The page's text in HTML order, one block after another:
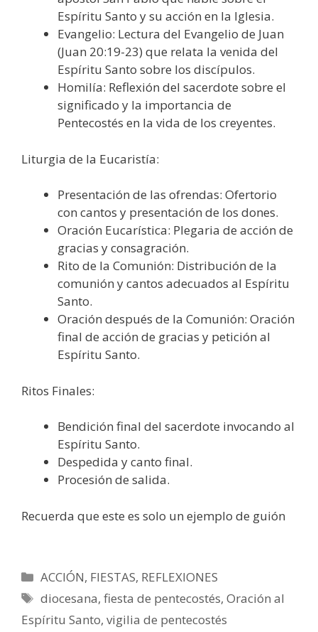
Espíritu Santo y su acción en la Iglesia.
Evangelio: Lectura del Evangelio de Juan
(Juan 20:19-23) que relata la venida del
Espíritu Santo sobre los discípulos.
Homilía: Reflexión del sacerdote sobre el
significado y la importancia de
Pentecostés en la vida de los creyentes.
Liturgia de la Eucaristía:
Presentación de las ofrendas: Ofertorio
con cantos y presentación de los dones.
Oración Eucarística: Plegaria de acción de
gracias y consagración.
Rito de la Comunión: Distribución de la
comunión y cantos adecuados al Espíritu
Santo.
Oración después de la Comunión: Oración
final de acción de gracias y petición al
Espíritu Santo.
Ritos Finales:
Bendición final del sacerdote invocando al
Espíritu Santo.
Despedida y canto final.
Procesión de salida.
Recuerda que este es solo un ejemplo de guión
Categorías
ACCIÓN, FIESTAS, REFLEXIONES
Etiquetas
diocesana,fiesta de pentecostés,Oración al
Espíritu Santo, vigilia de pentecostés